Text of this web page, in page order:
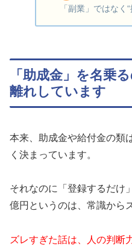
「副業」ではなく
「助成金」を名乗
離れしています
本来、助成金や給付金の類
く決まっています。
それなのに「登録するだけ
億円というのは、常識から
ズレすぎた話は、人の判断